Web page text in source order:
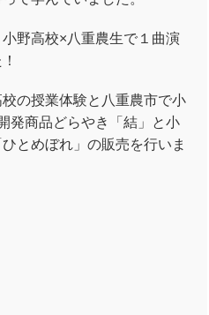
野高校×八重農生で１曲演
の授業体験と八重農市で小
発商品どらやき「結」と小
とめぼれ」の販売を行いま